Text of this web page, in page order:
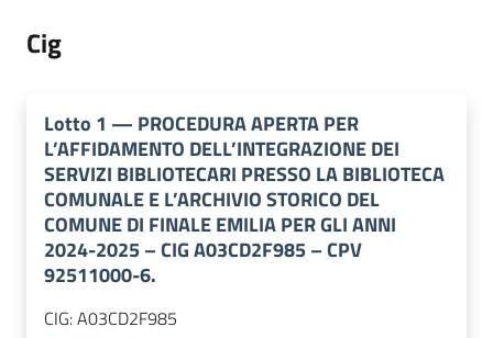
Cig
Lotto 1 — PROCEDURA APERTA PER
L’AFFIDAMENTO DELL’INTEGRAZIONE DEI
SERVIZI BIBLIOTECARI PRESSO LA BIBLIOTECA
COMUNALE E L’ARCHIVIO STORICO DEL
COMUNE DI FINALE EMILIA PER GLI ANNI
2024-2025 – CIG A03CD2F985 – CPV
92511000-6.
CIG:A03CD2F985